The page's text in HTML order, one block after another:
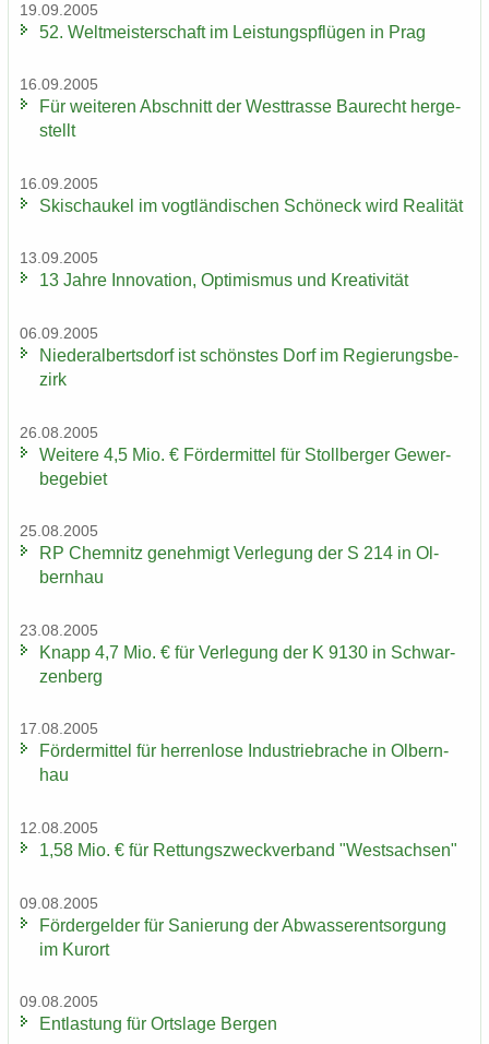
19.09.2005
52. Welt­meis­ter­schaft im Leis­tungs­pflü­gen in Prag
16.09.2005
Für wei­te­ren Ab­schnitt der West­tras­se Bau­recht her­ge­
stellt
16.09.2005
Ski­schau­kel im vogt­län­di­schen Schöneck wird Rea­li­tät
13.09.2005
13 Jahre In­no­va­ti­on, Op­ti­mis­mus und Krea­ti­vi­tät
06.09.2005
Nie­der­al­berts­dorf ist schöns­tes Dorf im Re­gie­rungs­be­
zirk
26.08.2005
Wei­te­re 4,5 Mio. € För­der­mit­tel für Stoll­ber­ger Ge­wer­
be­ge­biet
25.08.2005
RP Chem­nitz ge­neh­migt Ver­le­gung der S 214 in Ol­
bern­hau
23.08.2005
Knapp 4,7 Mio. € für Ver­le­gung der K 9130 in Schwar­
zen­berg
17.08.2005
För­der­mit­tel für her­ren­lo­se In­dus­trie­bra­che in Ol­bern­
hau
12.08.2005
1,58 Mio. € für Ret­tungs­zweck­ver­band "West­sach­sen"
09.08.2005
För­der­gel­der für Sa­nie­rung der Ab­was­ser­ent­sor­gung
im Kur­ort
09.08.2005
Ent­las­tung für Orts­la­ge Ber­gen